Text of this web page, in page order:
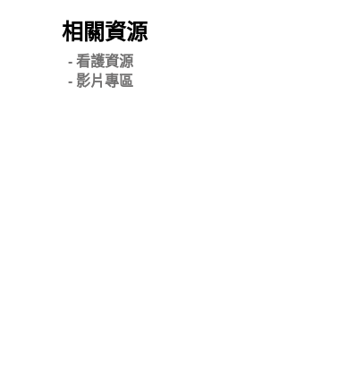
相關資源
- 看護資源
- 影片專區